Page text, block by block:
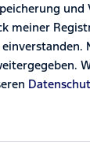
meiner